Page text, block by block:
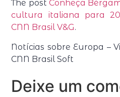
The post Conheça
cultura italiana para
CNN Brasil V&G.
Notícias sobre Europa –
CNN Brasil Soft
Deixe um